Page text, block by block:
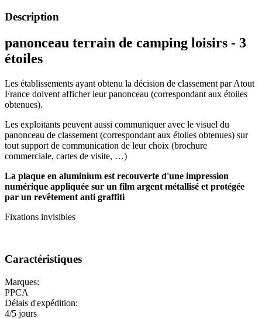
Description
panonceau terrain de camping loisirs - 3
étoiles
Les établissements ayant obtenu la décision de classement par Atout
France doivent afficher leur panonceau (correspondant aux étoiles
obtenues).
Les exploitants peuvent aussi communiquer avec le visuel du
panonceau de classement (correspondant aux étoiles obtenues) sur
tout support de communication de leur choix (brochure
commerciale, cartes de visite, …)
La plaque en aluminium est recouverte d'une impression
numérique appliquée sur un film argent métallisé et protégée
par un revêtement anti graffiti
Fixations invisibles
Caractéristiques
Marques:
PPCA
Délais d'expédition:
4/5 jours